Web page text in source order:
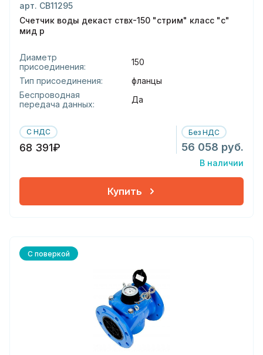
арт. СВ11295
Счетчик воды декаст ствх-150 "стрим" класс "с"
мид р
Диаметр
присоединения:
150
Тип присоединения:
фланцы
Беспроводная
передача данных:
Да
С НДС
68 391₽
Без НДС
56 058 руб.
В наличии
Купить
С поверкой